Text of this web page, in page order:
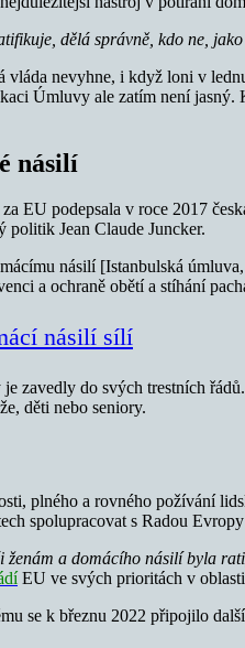
dělá správně, kdo ne,
vláda nevyhne, i když loni v
Úmluvy ale zatím není
násilí
EU podepsala v roce 2017
Jean Claude Juncker.
násilí [Istanbulská
a ochraně obětí a stíhání
násilí sílí
zavedly do svých trestních
děti nebo seniory.
plného a rovného požívání
spolupracovat s Radou
a domácího násilí byla
EU ve svých prioritách v
se k březnu 2022 připojilo